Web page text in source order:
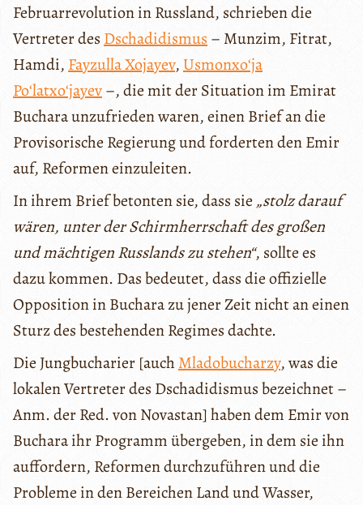
Februarrevolution in Russland, schrieben die
Vertreter des Dschadidismus – Munzim, Fitrat,
Hamdi, Fayzulla Xojayev,Usmonxoʻja
Poʻlatxoʻjayev–, die mit der Situation im Emirat
Buchara unzufrieden waren, einen Brief an die
Provisorische Regierung und forderten den Emir
auf, Reformen einzuleiten.
In ihrem Brief betonten sie, dass sie „stolz darauf
wären, unter der Schirmherrschaft des großen
und mächtigen Russlands zu stehen“, sollte es
dazu kommen. Das bedeutet, dass die offizielle
Opposition in Buchara zu jener Zeit nicht an einen
Sturz des bestehenden Regimes dachte.
Die Jungbucharier [auch Mladobucharzy, was die
lokalen Vertreter des Dschadidismus bezeichnet –
Anm. der Red. von Novastan] haben dem Emir von
Buchara ihr Programm übergeben, in dem sie ihn
auffordern, Reformen durchzuführen und die
Probleme in den Bereichen Land und Wasser,